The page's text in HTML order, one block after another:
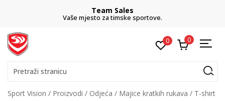
Team Sales
Vaše mjesto za timske sportove.
0 0
Pretraži stranicu
Sport Vision Proizvodi Odjeća Majice kratkih rukava
T-shirt